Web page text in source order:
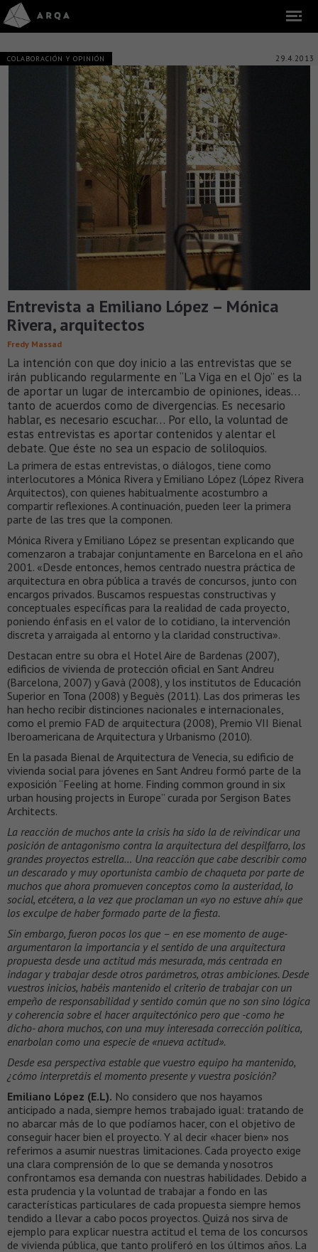
COLABORACIÓN Y OPINIÓN 29.4.2013
Entrevista a Emiliano López – Mónica
Rivera, arquitectos
Fredy Massad
La intención con que doy inicio a las entrevistas que se
irán publicando regularmente en “La Viga en el Ojo” es la
de aportar un lugar de intercambio de opiniones, ideas…
tanto de acuerdos como de divergencias. Es necesario
hablar, es necesario escuchar… Por ello, la voluntad de
estas entrevistas es aportar contenidos y alentar el
debate. Que éste no sea un espacio de soliloquios.
La primera de estas entrevistas, o diálogos, tiene como
interlocutores a Mónica Rivera y Emiliano López (López Rivera
Arquitectos), con quienes habitualmente acostumbro a
compartir reflexiones. A continuación, pueden leer la primera
parte de las tres que la componen.
Mónica Rivera y Emiliano López se presentan explicando que
comenzaron a trabajar conjuntamente en Barcelona en el año
2001. «Desde entonces, hemos centrado nuestra práctica de
arquitectura en obra pública a través de concursos, junto con
encargos privados. Buscamos respuestas constructivas y
conceptuales específicas para la realidad de cada proyecto,
poniendo énfasis en el valor de lo cotidiano, la intervención
discreta y arraigada al entorno y la claridad constructiva».
Destacan entre su obra el Hotel Aire de Bardenas (2007),
edificios de vivienda de protección oficial en Sant Andreu
(Barcelona, 2007) y Gavà (2008), y los institutos de Educación
Superior en Tona (2008) y Beguès (2011). Las dos primeras les
han hecho recibir distinciones nacionales e internacionales,
como el premio FAD de arquitectura (2008), Premio VII Bienal
Iberoamericana de Arquitectura y Urbanismo (2010).
En la pasada Bienal de Arquitectura de Venecia, su edificio de
vivienda social para jóvenes en Sant Andreu formó parte de la
exposición “Feeling at home. Finding common ground in six
urban housing projects in Europe” curada por Sergison Bates
Architects.
La reacción de muchos ante la crisis ha sido la de reivindicar una
posición de antagonismo contra la arquitectura del despilfarro, los
grandes proyectos estrella… Una reacción que cabe describir como
un descarado y muy oportunista cambio de chaqueta por parte de
muchos que ahora promueven conceptos como la austeridad, lo
social, etcétera, a la vez que proclaman un «yo no estuve ahí» que
los exculpe de haber formado parte de la fiesta.
Sin embargo, fueron pocos los que – en ese momento de auge-
argumentaron la importancia y el sentido de una arquitectura
propuesta desde una actitud más mesurada, más centrada en
indagar y trabajar desde otros parámetros, otras ambiciones. Desde
vuestros inicios, habéis mantenido el criterio de trabajar con un
empeño de responsabilidad y sentido común que no son sino lógica
y coherencia sobre el hacer arquitectónico pero que -como he
dicho- ahora muchos, con una muy interesada corrección política,
enarbolan como una especie de «nueva actitud».
Desde esa perspectiva estable que vuestro equipo ha mantenido,
¿cómo interpretáis el momento presente y vuestra posición?
Emiliano López (E.L). No considero que nos hayamos
anticipado a nada, siempre hemos trabajado igual: tratando de
no abarcar más de lo que podíamos hacer, con el objetivo de
conseguir hacer bien el proyecto. Y al decir «hacer bien» nos
referimos a asumir nuestras limitaciones. Cada proyecto exige
una clara comprensión de lo que se demanda y nosotros
confrontamos esa demanda con nuestras habilidades. Debido a
esta prudencia y la voluntad de trabajar a fondo en las
características particulares de cada propuesta siempre hemos
tendido a llevar a cabo pocos proyectos. Quizá nos sirva de
ejemplo para explicar nuestra actitud el tema de los concursos
de vivienda pública, que tanto proliferó en los últimos años. La